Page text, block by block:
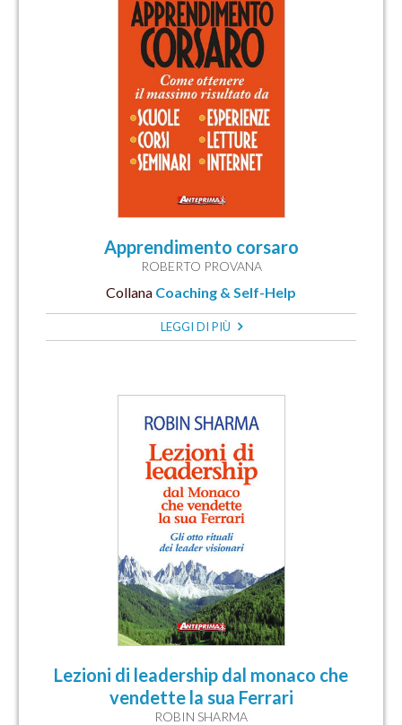
Apprendimento corsaro
ROBERTO PROVANA
Collana Coaching & Self-Help
LEGGI DI PIÙ
Lezioni di leadership dal monaco che
vendette la sua Ferrari
ROBIN SHARMA